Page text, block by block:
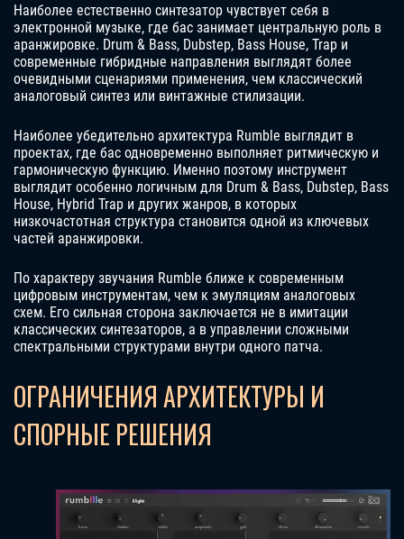
Наиболее естественно синтезатор чувствует себя в
электронной музыке, где бас занимает центральную роль в
аранжировке. Drum & Bass, Dubstep, Bass House, Trap и
современные гибридные направления выглядят более
очевидными сценариями применения, чем классический
аналоговый синтез или винтажные стилизации.
Наиболее убедительно архитектура Rumble выглядит в
проектах, где бас одновременно выполняет ритмическую и
гармоническую функцию. Именно поэтому инструмент
выглядит особенно логичным для Drum & Bass, Dubstep, Bass
House, Hybrid Trap и других жанров, в которых
низкочастотная структура становится одной из ключевых
частей аранжировки.
По характеру звучания Rumble ближе к современным
цифровым инструментам, чем к эмуляциям аналоговых
схем. Его сильная сторона заключается не в имитации
классических синтезаторов, а в управлении сложными
спектральными структурами внутри одного патча.
ОГРАНИЧЕНИЯ АРХИТЕКТУРЫ И
СПОРНЫЕ РЕШЕНИЯ